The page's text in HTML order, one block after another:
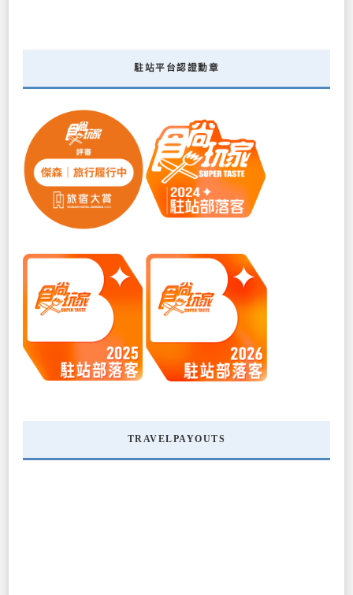
駐站平台認證勳章
TRAVELPAYOUTS